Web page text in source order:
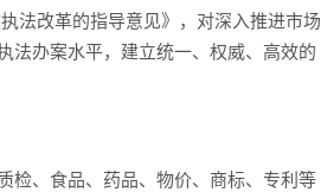
法改革的指导意见》，对深入推进市场
法办案水平，建立统一、权威、高效的
检、食品、药品、物价、商标、专利等